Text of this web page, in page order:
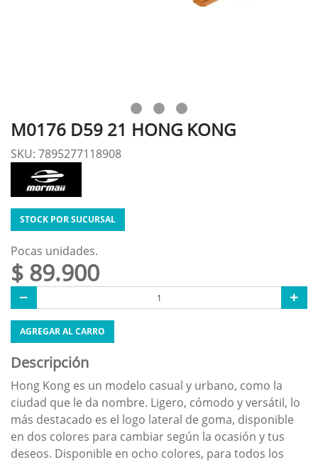
M0176 D59 21 HONG KONG
SKU: 7895277118908
STOCK POR SUCURSAL
Pocas unidades.
$ 89.900
AGREGAR AL CARRO
Descripción
Hong Kong es un modelo casual y urbano, como la
ciudad que le da nombre. Ligero, cómodo y versátil, lo
más destacado es el logo lateral de goma, disponible
en dos colores para cambiar según la ocasión y tus
deseos. Disponible en ocho colores, para todos los